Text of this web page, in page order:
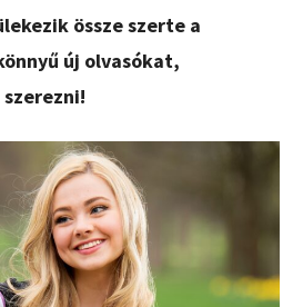
össze szerte a
új olvasókat,